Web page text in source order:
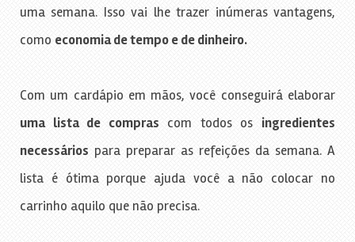
uma semana. Isso vai lhe trazer inúmeras vantagens,
como economia de tempo e de dinheiro.
Com um cardápio em mãos, você conseguirá elaborar
uma lista de compras com todos os ingredientes
necessários para preparar as refeições da semana. A
lista é ótima porque ajuda você a não colocar no
carrinho aquilo que não precisa.